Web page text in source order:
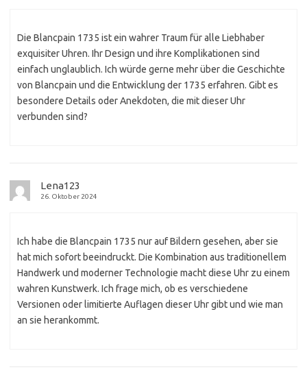
Die Blancpain 1735 ist ein wahrer Traum für alle Liebhaber
exquisiter Uhren. Ihr Design und ihre Komplikationen sind
einfach unglaublich. Ich würde gerne mehr über die Geschichte
von Blancpain und die Entwicklung der 1735 erfahren. Gibt es
besondere Details oder Anekdoten, die mit dieser Uhr
verbunden sind?
Lena123
26. Oktober 2024
Ich habe die Blancpain 1735 nur auf Bildern gesehen, aber sie
hat mich sofort beeindruckt. Die Kombination aus traditionellem
Handwerk und moderner Technologie macht diese Uhr zu einem
wahren Kunstwerk. Ich frage mich, ob es verschiedene
Versionen oder limitierte Auflagen dieser Uhr gibt und wie man
an sie herankommt.